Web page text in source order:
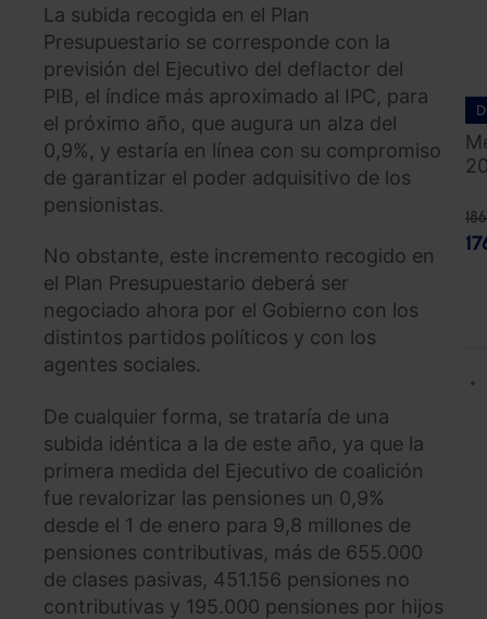
La subida recogida en el Plan
Presupuestario se corresponde con la
previsión del Ejecutivo del deflactor del
PIB, el índice más aproximado al IPC, para
el próximo año, que augura un alza del
0,9%, y estaría en línea con su compromiso
de garantizar el poder adquisitivo de los
pensionistas.
No obstante, este incremento recogido en
el Plan Presupuestario deberá ser
negociado ahora por el Gobierno con los
distintos partidos políticos y con los
agentes sociales.
De cualquier forma, se trataría de una
subida idéntica a la de este año, ya que la
primera medida del Ejecutivo de coalición
fue revalorizar las pensiones un 0,9%
desde el 1 de enero para 9,8 millones de
pensiones contributivas, más de 655.000
de clases pasivas, 451.156 pensiones no
contributivas y 195.000 pensiones por hijos